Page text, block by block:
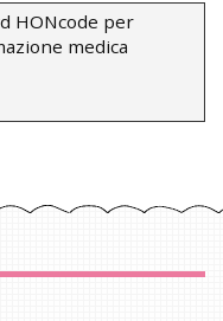
HONcode per
medica